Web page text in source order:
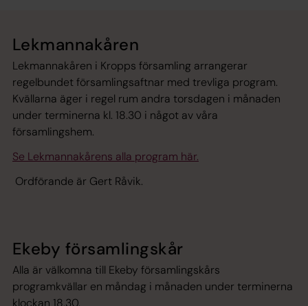
Lekmannakåren
Lekmannakåren i Kropps församling arrangerar
regelbundet församlingsaftnar med trevliga program.
Kvällarna äger i regel rum andra torsdagen i månaden
under terminerna kl. 18.30 i något av våra
församlingshem.
Se Lekmannakårens alla program här.
Ordförande är Gert Råvik.
Ekeby församlingskår
Alla är välkomna till Ekeby församlingskårs
programkvällar en måndag i månaden under terminerna
klockan 18.30.